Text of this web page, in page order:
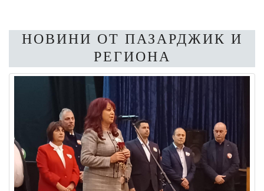
НОВИНИ ОТ ПАЗАРДЖИК И
РЕГИОНА